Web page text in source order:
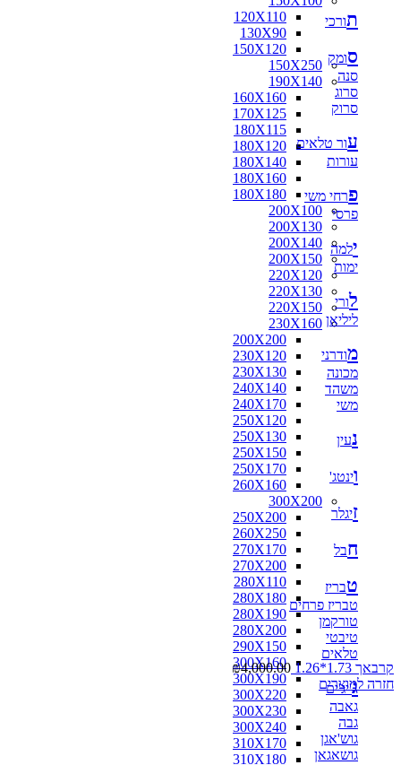
120X110
130X90
150X120
150X250
190X140
160X160
170X125
180X115
180X120
180X140
180X160
180X180
200X100
200X130
200X140
200X150
220X120
220X130
220X150
230X160
200X200
230X120
230X130
240X140
240X170
250X120
250X130
250X150
250X170
260X160
300X200
250X200
260X250
270X170
270X200
280X110
280X180
280X190
280X200
290X150
300X160
300X190
300X220
300X230
300X240
310X170
310X180
תורכי
סומק
סנה
סרוג
סרוק
עור טלאים
עורות
פרחי משי
פרסי
ילמה
ימות
לורי
ליליאן
מודרני
מכונה
משהד
משי
נעין
וינטג'
זיגלר
חבל
טבריז
טבריז פרחים
טורקמן
טיבטי
טלאים
ג'יג'ים
גאבה
גבה
גוש'אגן
גושאגאן
קרבאך 1.73*1.26 ₪4,000.00
חזרה למוצרים